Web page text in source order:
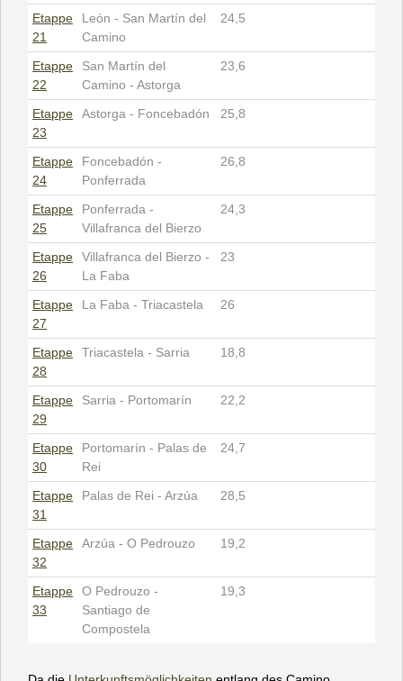
Etappe
21
León - San Martín del
Camino
24,5
Etappe
22
San Martín del
Camino - Astorga
23,6
Etappe
23
Astorga - Foncebadón 25,8
Etappe
24
Foncebadón -
Ponferrada
26,8
Etappe
25
Ponferrada -
Villafranca del Bierzo
24,3
Etappe
26
Villafranca del Bierzo -
La Faba
23
Etappe
27
La Faba - Triacastela 26
Etappe
28
Triacastela - Sarria 18,8
Etappe
29
Sarria - Portomarín 22,2
Etappe
30
Portomarín - Palas de
Rei
24,7
Etappe
31
Palas de Rei - Arzúa 28,5
Etappe
32
Arzúa - O Pedrouzo 19,2
Etappe
33
O Pedrouzo -
Santiago de
Compostela
19,3